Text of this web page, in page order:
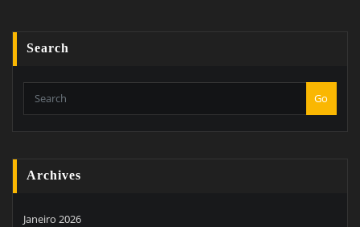
Search
Go
Archives
Janeiro 2026